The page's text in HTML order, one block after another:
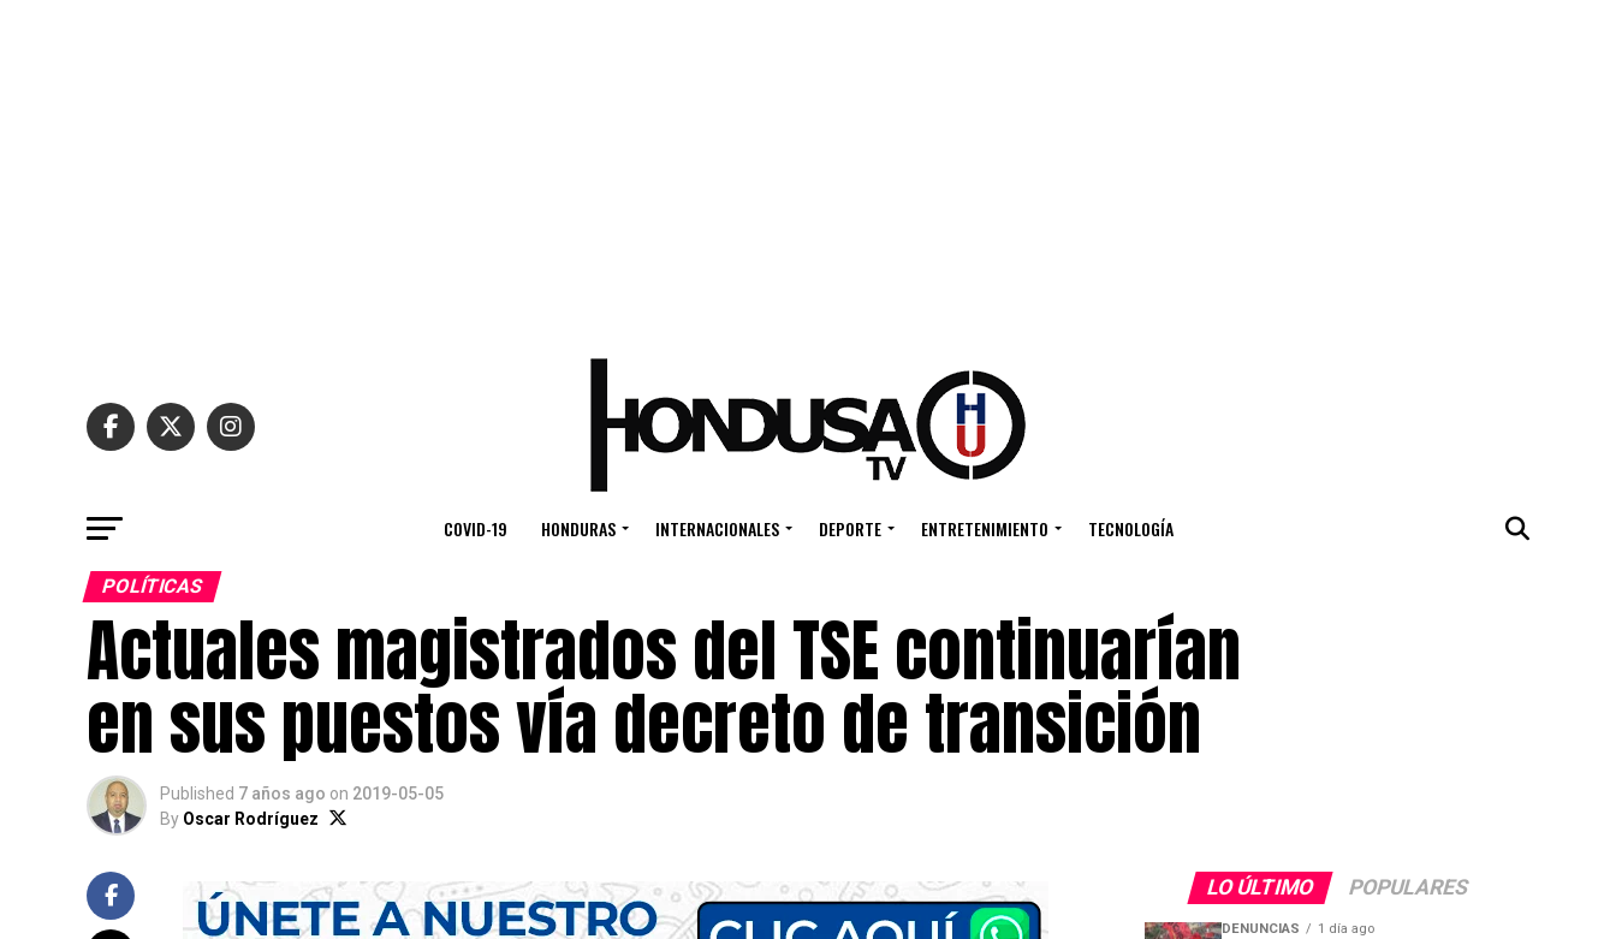
COVID-19 HONDURAS INTERNACIONALES DEPORTE ENTRETENIMIENTO TECNOLOGÍA
POLÍTICAS
Actuales magistrados del TSE continuarían
en sus puestos vía decreto de transición
Published 7 años ago on 2019-05-05
By Oscar Rodríguez
LO ÚLTIMO POPULARES
DENUNCIAS 1 día ago